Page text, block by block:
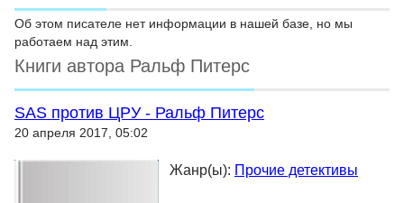
Об этом писателе нет информации в нашей базе, но мы
работаем над этим.
Книги автора Ральф Питерс
SAS против ЦРУ - Ральф Питерс
20 апреля 2017, 05:02
Жанр(ы): Прочие детективы